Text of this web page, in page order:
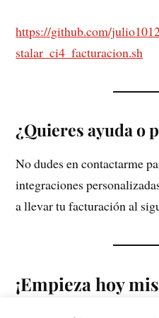
https://github.com/
stalar_ci4_facturacion.sh
¿Quieres ayuda o
No dudes en contactarme
integraciones
a llevar tu facturación al
¡Empieza hoy
CI4JCPOX y